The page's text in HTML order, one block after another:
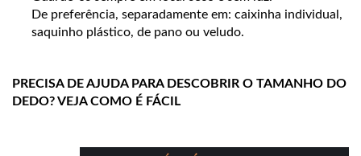
De preferência, separadamente em: caixinha individual,
saquinho plástico, de pano ou veludo.
PRECISA DE AJUDA PARA DESCOBRIR O TAMANHO DO
DEDO? VEJA COMO É FÁCIL